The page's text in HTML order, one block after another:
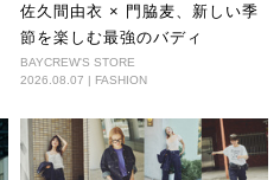
佐久間由衣 × 門脇麦、新しい季
節を楽しむ最強のバディ
BAYCREW'S STORE
2026.08.07 | FASHION